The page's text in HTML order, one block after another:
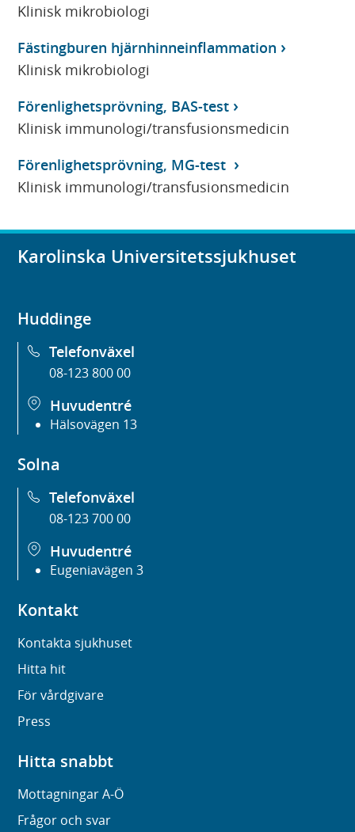
Klinisk mikrobiologi
Fästingburen hjärnhinneinflammation
Klinisk mikrobiologi
Förenlighetsprövning, BAS-test
Klinisk immunologi/transfusionsmedicin
Förenlighetsprövning, MG-test
Klinisk immunologi/transfusionsmedicin
Karolinska Universitetssjukhuset
Huddinge
Telefonväxel
08-123 800 00
Huvudentré
Hälsovägen 13
Solna
Telefonväxel
08-123 700 00
Huvudentré
Eugeniavägen 3
Kontakt
Kontakta sjukhuset
Hitta hit
För vårdgivare
Press
Hitta snabbt
Mottagningar A-Ö
Frågor och svar